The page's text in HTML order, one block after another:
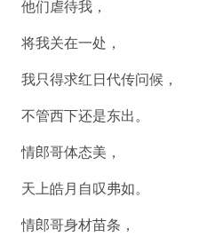
他们虐待我，
将我关在一处，
我只得求红日代传问候，
不管西下还是东出。
情郎哥体态美，
天上皓月自叹弗如。
情郎哥身材苗条，